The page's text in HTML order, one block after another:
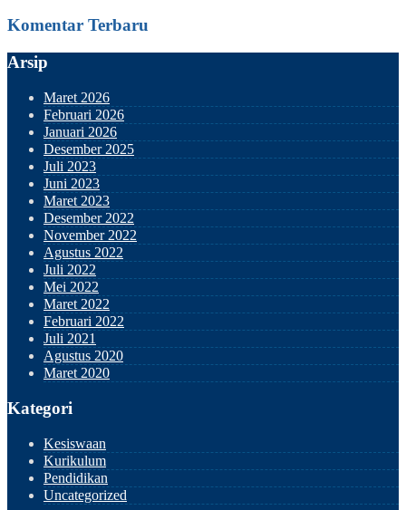
Komentar Terbaru
Arsip
Maret 2026
Februari 2026
Januari 2026
Desember 2025
Juli 2023
Juni 2023
Maret 2023
Desember 2022
November 2022
Agustus 2022
Juli 2022
Mei 2022
Maret 2022
Februari 2022
Juli 2021
Agustus 2020
Maret 2020
Kategori
Kesiswaan
Kurikulum
Pendidikan
Uncategorized